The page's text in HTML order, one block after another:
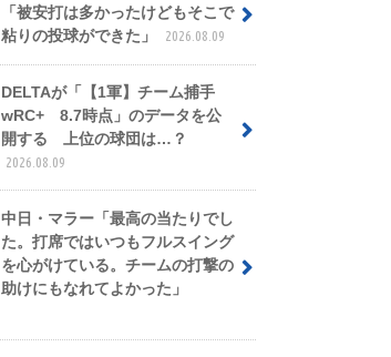
「被安打は多かったけどもそこで
粘りの投球ができた」
2026.08.09
DELTAが「【1軍】チーム捕手
wRC+ 8.7時点」のデータを公
開する 上位の球団は…？
2026.08.09
中日・マラー「最高の当たりでし
た。打席ではいつもフルスイング
を心がけている。チームの打撃の
助けにもなれてよかった」